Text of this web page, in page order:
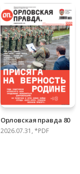
Орловская правда 80
2026.07.31, *PDF